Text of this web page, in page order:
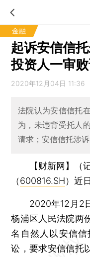
金融
起诉安信信
投资人一审
2020年12月04日 11:36
法院认为安信信托
为，未违背受托人
请求；安信信托涉
【财新网】（
（600816.SH）近
2020年12月2日
杨浦区人民法院两
名自然人以安信
讼，要求安信信托